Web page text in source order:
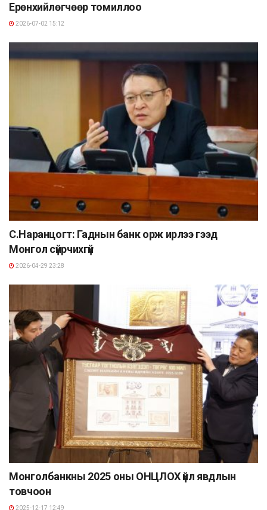
Ерөнхийлөгчөөр томиллоо
2026-07-02 15:12
С.Наранцогт: Гаднын банк орж ирлээ гээд
Монгол сүйрчихгүй
2026-04-29 23:28
Монголбанкны 2025 оны ОНЦЛОХ үйл явдлын
товчоон
2025-12-17 12:49